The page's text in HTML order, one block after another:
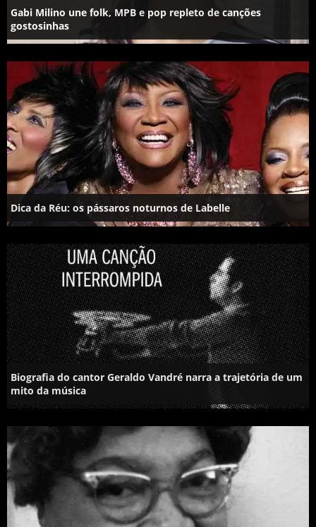
Gabi Milino une folk, MPB e pop repleto de canções
gostosinhas
Dica da Réu: os pássaros noturnos de Labelle
Biografia do cantor Geraldo Vandré narra a trajetória de um
mito da música